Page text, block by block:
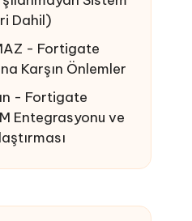
Dahil)
- Fortigate
Karşın Önlemler
- Fortigate
Entegrasyonu ve